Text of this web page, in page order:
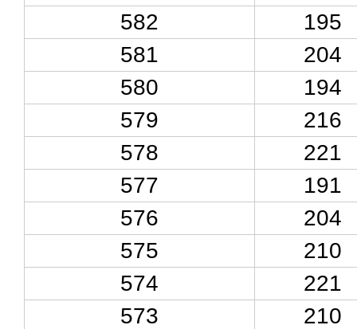
582
195
581
204
580
194
579
216
578
221
577
191
576
204
575
210
574
221
573
210